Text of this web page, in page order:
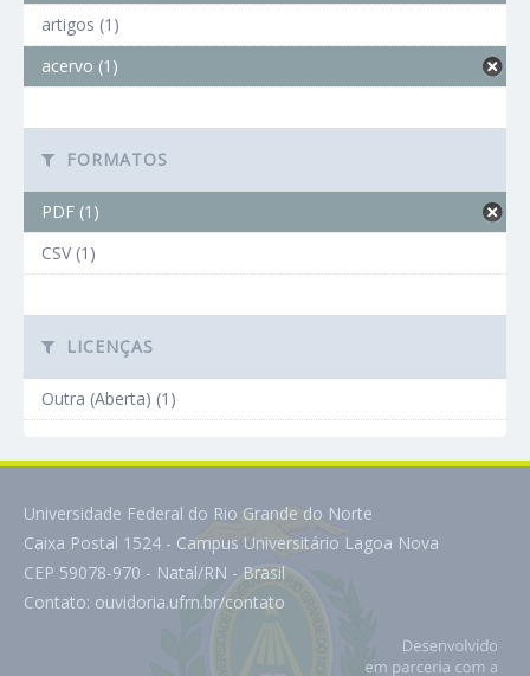
artigos (1)
acervo (1)
FORMATOS
PDF (1)
CSV (1)
LICENÇAS
Outra (Aberta) (1)
Universidade Federal do Rio Grande do Norte
Caixa Postal 1524 - Campus Universitário Lagoa Nova
CEP 59078-970 - Natal/RN - Brasil
Contato: ouvidoria.ufrn.br/contato